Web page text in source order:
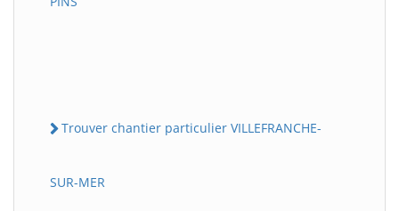
Trouver chantier particulier VILLEFRANCHE-
SUR-MER